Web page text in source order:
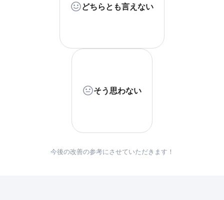
どちらとも言えない
そう思わない
今後の改善の参考にさせていただきます！